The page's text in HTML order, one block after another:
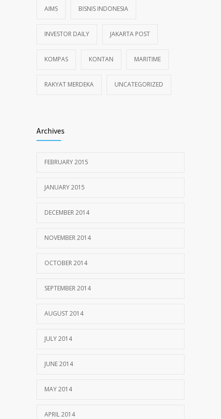
AIMS BISNIS INDONESIA
INVESTOR DAILY JAKARTA POST
KOMPAS KONTAN MARITIME
RAKYAT MERDEKA UNCATEGORIZED
Archives
FEBRUARY 2015
JANUARY 2015
DECEMBER 2014
NOVEMBER 2014
OCTOBER 2014
SEPTEMBER 2014
AUGUST 2014
JULY 2014
JUNE 2014
MAY 2014
APRIL 2014